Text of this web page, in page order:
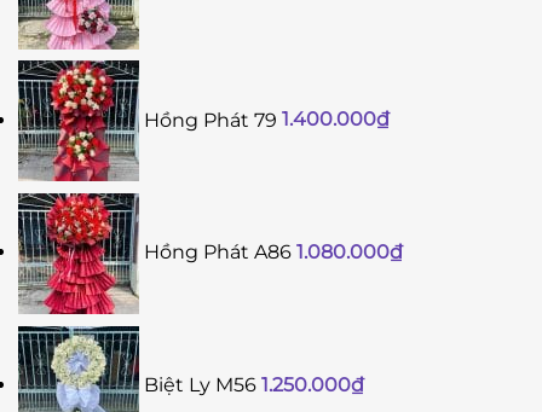
Hồng Phát 79 1.400.000₫
Hồng Phát A86 1.080.000₫
Biệt Ly M56 1.250.000₫